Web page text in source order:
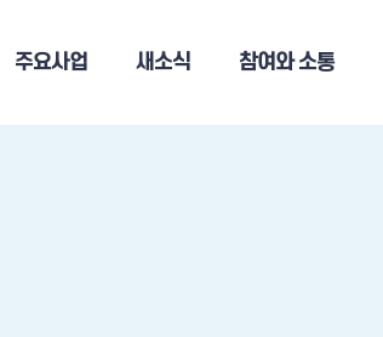
주요사업 새소식 참여와 소통